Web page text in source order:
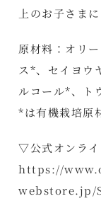
上のお子さま
原材料：オリ
ス*、セイヨウ
ルコール*、ト
*は有機栽培原
▽公式オンライ
https://
webstore.jp/